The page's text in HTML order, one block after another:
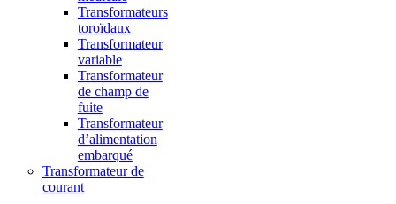
Transformateurs
toroïdaux
Transformateur
variable
Transformateur
de champ de
fuite
Transformateur
d’alimentation
embarqué
Transformateur de
courant